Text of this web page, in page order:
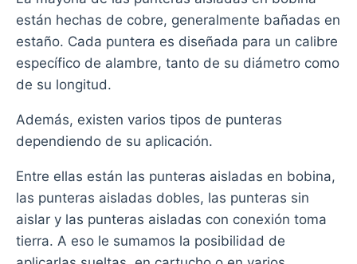
están hechas de cobre, generalmente bañadas en
estaño. Cada puntera es diseñada para un calibre
específico de alambre, tanto de su diámetro como
de su longitud.
Además, existen varios tipos de punteras
dependiendo de su aplicación.
Entre ellas están las punteras aisladas en bobina,
las punteras aisladas dobles, las punteras sin
aislar y las punteras aisladas con conexión toma
tierra. A eso le sumamos la posibilidad de